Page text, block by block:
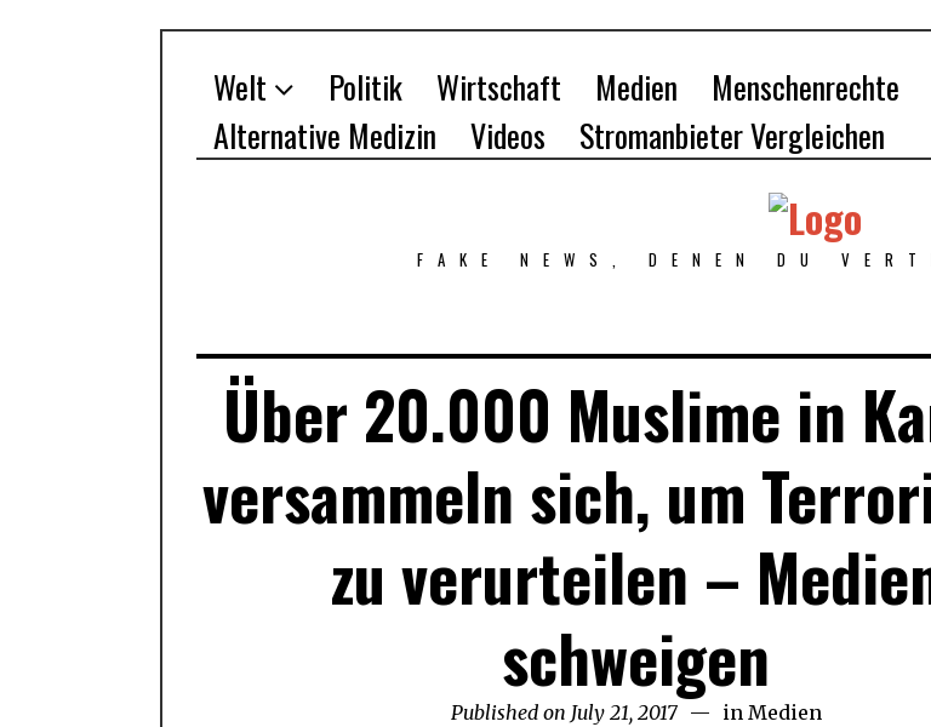
Welt Politik Wirtschaft Medien Menschenrechte
Alternative Medizin
Videos Stromanbieter Vergleichen
FAKE NEWS, DENEN DU
Über 20.000 Muslime in
versammeln sich, um
zu verurteilen –
schweigen
Published on July 21, 2017 in Medien